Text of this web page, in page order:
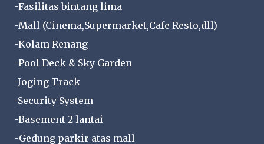
-Fasilitas bintang lima
-Mall (Cinema,Supermarket,Cafe Resto,dll)
-Kolam Renang
-Pool Deck & Sky Garden
-Joging Track
-Security System
-Basement 2 lantai
-Gedung parkir atas mall